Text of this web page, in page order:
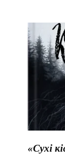
«Сухі